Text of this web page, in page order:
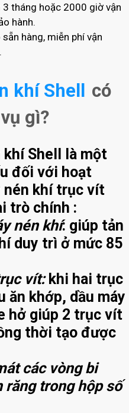
3 tháng hoặc 2000 giờ vận
hành.
hàng, miễn phí vận
khí Shell có
gì?
Shell là một
đối với hoạt
nén khí trục vít
trò chính :
nén khí: giúp tản
duy trì ở mức 85
vít:khi hai trục
ăn khớp, dầu máy
hở giúp 2 trục vít
thời tạo được
các vòng bi
răng trong hộp số